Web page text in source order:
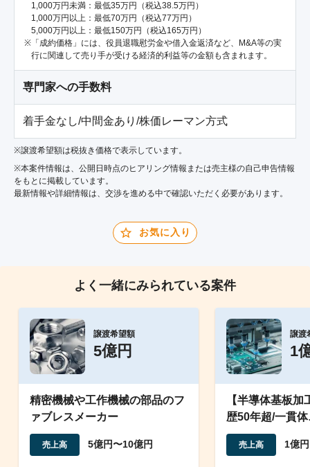
1,000万円未満：最低35万円（税込38.5万円）
1,000万円以上：最低70万円（税込77万円）
5,000万円以上：最低150万円（税込165万円）
「成約価格」には、役員退職慰労金や借入金返済など、M&A等の実
行に関連して売り手が受ける経済的利益等の金額も含まれます。
専門家への手数料
着手金なし/中間金あり/株価レーマン方式
※譲渡希望額は税抜き価格で表示しています。
※本案件情報は、公開日時点のヒアリング情報または売主様の自己申告情報
をもとに掲載しています。
最新情報や詳細情報は、交渉を進める中で確認いただく必要があります。
お気に入り
よく一緒にみられている案件
譲渡希望額
5億円
精密機械や工作機械の部品のフ
ァブレスメーカー
売上高 5億円〜10億円
譲渡
1
【半導体基板
歴50年超/一貫体
制/
売上高 1億